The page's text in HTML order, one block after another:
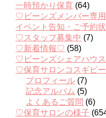
一時預かり保育 (64)
♡ビーンズメンバー専
イベント告知・ご予約
♡スタッフ募集中 (7)
♡新着情報♡ (58)
♡ビーンズシェアハウ
♡保育サロンコスギビ
プロフィール (7)
記念アルバム (5)
よくあるご質問 (6)
♡保育サロンの様子